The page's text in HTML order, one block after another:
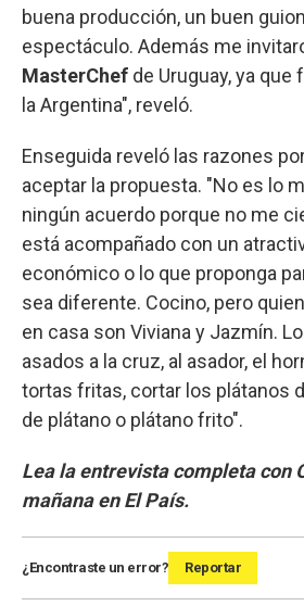
buena producción, un buen
espectáculo. Además me
MasterChef de Uruguay, ya
la Argentina", reveló.
Enseguida reveló las razones
aceptar la propuesta. "No es lo
ningún acuerdo porque no me
está acompañado con un
económico o lo que proponga
sea diferente. Cocino, pero
en casa son Viviana y Jazmín.
asados a la cruz, al asador, el
tortas fritas, cortar los plátanos
de plátano o plátano frito".
Lea la entrevista completa con
mañana en El País.
¿Encontraste un error? Reportar